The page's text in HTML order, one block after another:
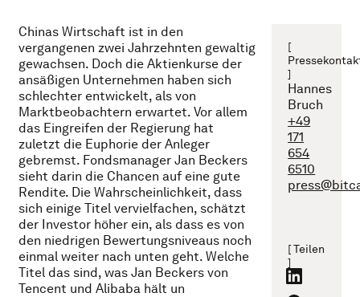
Chinas Wirtschaft ist in den
vergangenen zwei Jahrzehnten gewaltig
gewachsen. Doch die Aktienkurse der
ansäßigen Unternehmen haben sich
schlechter entwickelt, als von
Marktbeobachtern erwartet. Vor allem
das Eingreifen der Regierung hat
zuletzt die Euphorie der Anleger
gebremst. Fondsmanager Jan Beckers
sieht darin die Chancen auf eine gute
Rendite. Die Wahrscheinlichkeit, dass
sich einige Titel vervielfachen, schätzt
der Investor höher ein, als dass es von
den niedrigen Bewertungsniveaus noch
einmal weiter nach unten geht. Welche
Titel das sind, was Jan Beckers von
Tencent und Alibaba hält un
[
]
Hannes
Bruch
+49
171
654
6510
[ Teilen
]